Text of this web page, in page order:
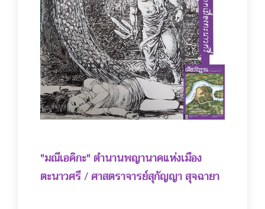
"มณีเอคิกะ" ตำนานพญานาคแห่งเมือง
ตะนาวศรี / ศาสตราจารย์สุกัญญา สุจฉายา